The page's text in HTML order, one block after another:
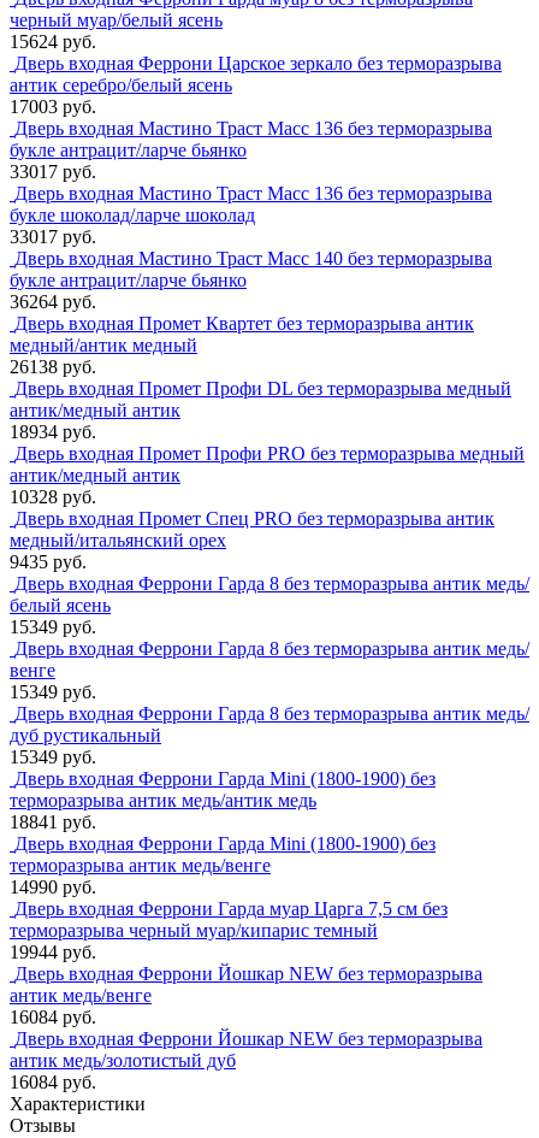
черный муар/белый ясень
15624 руб.
Дверь входная Феррони Царское зеркало без терморазрыва
антик серебро/белый ясень
17003 руб.
Дверь входная Мастино Траст Масс 136 без терморазрыва
букле антрацит/ларче бьянко
33017 руб.
Дверь входная Мастино Траст Масс 136 без терморазрыва
букле шоколад/ларче шоколад
33017 руб.
Дверь входная Мастино Траст Масс 140 без терморазрыва
букле антрацит/ларче бьянко
36264 руб.
Дверь входная Промет Квартет без терморазрыва антик
медный/антик медный
26138 руб.
Дверь входная Промет Профи DL без терморазрыва медный
антик/медный антик
18934 руб.
Дверь входная Промет Профи PRO без терморазрыва медный
антик/медный антик
10328 руб.
Дверь входная Промет Спец PRO без терморазрыва антик
медный/итальянский орех
9435 руб.
Дверь входная Феррони Гарда 8 без терморазрыва антик медь/
белый ясень
15349 руб.
Дверь входная Феррони Гарда 8 без терморазрыва антик медь/
венге
15349 руб.
Дверь входная Феррони Гарда 8 без терморазрыва антик медь/
дуб рустикальный
15349 руб.
Дверь входная Феррони Гарда Mini (1800-1900) без
терморазрыва антик медь/антик медь
18841 руб.
Дверь входная Феррони Гарда Mini (1800-1900) без
терморазрыва антик медь/венге
14990 руб.
Дверь входная Феррони Гарда муар Царга 7,5 см без
терморазрыва черный муар/кипарис темный
19944 руб.
Дверь входная Феррони Йошкар NEW без терморазрыва
антик медь/венге
16084 руб.
Дверь входная Феррони Йошкар NEW без терморазрыва
антик медь/золотистый дуб
16084 руб.
Характеристики
Отзывы